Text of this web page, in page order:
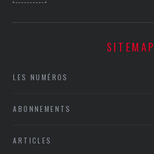
SITEMAP
LES NUMÉROS
ABONNEMENTS
ARTICLES